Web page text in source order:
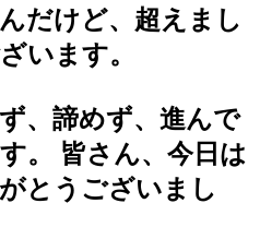
だけど、超えまし
います。
、諦めず、進んで
。 皆さん、今日は
とうございまし